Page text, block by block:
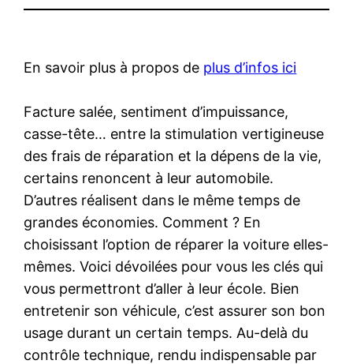
En savoir plus à propos de plus d’infos ici
Facture salée, sentiment d’impuissance,
casse-tête… entre la stimulation vertigineuse
des frais de réparation et la dépens de la vie,
certains renoncent à leur automobile.
D’autres réalisent dans le même temps de
grandes économies. Comment ? En
choisissant l’option de réparer la voiture elles-
mêmes. Voici dévoilées pour vous les clés qui
vous permettront d’aller à leur école. Bien
entretenir son véhicule, c’est assurer son bon
usage durant un certain temps. Au-delà du
contrôle technique, rendu indispensable par